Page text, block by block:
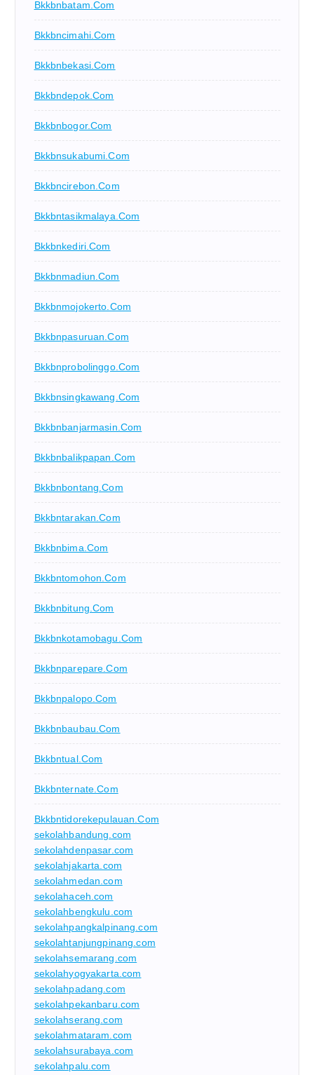
Bkkbnbatam.com
Bkkbncimahi.com
Bkkbnbekasi.com
Bkkbndepok.com
Bkkbnbogor.com
Bkkbnsukabumi.com
Bkkbncirebon.com
Bkkbntasikmalaya.com
Bkkbnkediri.com
Bkkbnmadiun.com
Bkkbnmojokerto.com
Bkkbnpasuruan.com
Bkkbnprobolinggo.com
Bkkbnsingkawang.com
Bkkbnbanjarmasin.com
Bkkbnbalikpapan.com
Bkkbnbontang.com
Bkkbntarakan.com
Bkkbnbima.com
Bkkbntomohon.com
Bkkbnbitung.com
Bkkbnkotamobagu.com
Bkkbnparepare.com
Bkkbnpalopo.com
Bkkbnbaubau.com
Bkkbntual.com
Bkkbnternate.com
Bkkbntidorekepulauan.com
sekolahbandung.com
sekolahdenpasar.com
sekolahjakarta.com
sekolahmedan.com
sekolahaceh.com
sekolahbengkulu.com
sekolahpangkalpinang.com
sekolahtanjungpinang.com
sekolahsemarang.com
sekolahyogyakarta.com
sekolahpadang.com
sekolahpekanbaru.com
sekolahserang.com
sekolahmataram.com
sekolahsurabaya.com
sekolahpalu.com